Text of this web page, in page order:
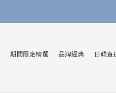
期間限定精選 品牌經典 日韓直